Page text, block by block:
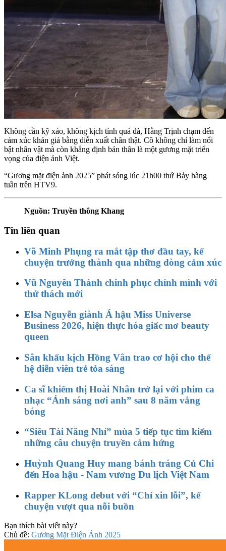
Không cần kỹ xảo, không kịch tính quá đà, Hằng Trịnh chạm đến
cảm xúc khán giả bằng diễn xuất chân thật. Cô không chỉ làm nổi
bật nhân vật mà còn khẳng định bản thân là một gương mặt triển
vọng của điện ảnh Việt.
“Gương mặt điện ảnh 2025” phát sóng lúc 21h00 thứ Bảy hàng
tuần trên HTV9.
Nguồn: Truyền thông Khang
Tin liên quan
Võ Minh Phụng ra mắt tập thơ đầu tay, kể
chuyện trưởng thành qua những dòng cảm xúc
Vũ Nguyên Thành chinh phục chính mình với
thử thách mới
Elsa Nguyễn giành Á hậu Miss Universe
Business 2026, hiện thực hóa giấc mơ beauty
queen
Sân khấu kịch Hồng Vân trao cơ hội cho thế
hệ diễn viên trẻ tỏa sáng
Ca sĩ khiếm thị Hoài Nhân trở lại với phim ca
nhạc “Ánh sáng nơi anh” sau 8 năm vắng
bóng
“Siêu Tài Năng Nhí” mùa 5 tiếp tục tìm kiếm
những câu chuyện truyền cảm hứng
Huỳnh Quang Huy mang bánh tráng Củ Chi
đến Hoa hậu - Nam vương Du lịch Việt Nam
Rapper KLong debut với “Chỉ xin lỗi”, kể
chuyện vượt qua nỗi buồn
Bạn thích bài viết này?
Chủ đề: Gương Mặt Điện Ảnh 2025